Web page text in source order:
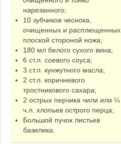
нарезанного;
10 зубчиков чеснока,
очищенных и расплющенных
плоской стороной ножа;
180 мл белого сухого вина;
6 ст.л. соевого соуса;
3 ст.л. кунжутного масла;
2 ст.л. коричневого
тростникового сахара;
2 острых перчика чили или ¼
ч.л. хлопьев острого перца;
Большой пучок листьев
базилика.